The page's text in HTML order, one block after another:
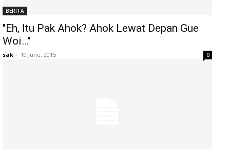
BERITA
"Eh, Itu Pak Ahok? Ahok Lewat Depan Gue
Woi…"
sak - 10 June, 2015 0